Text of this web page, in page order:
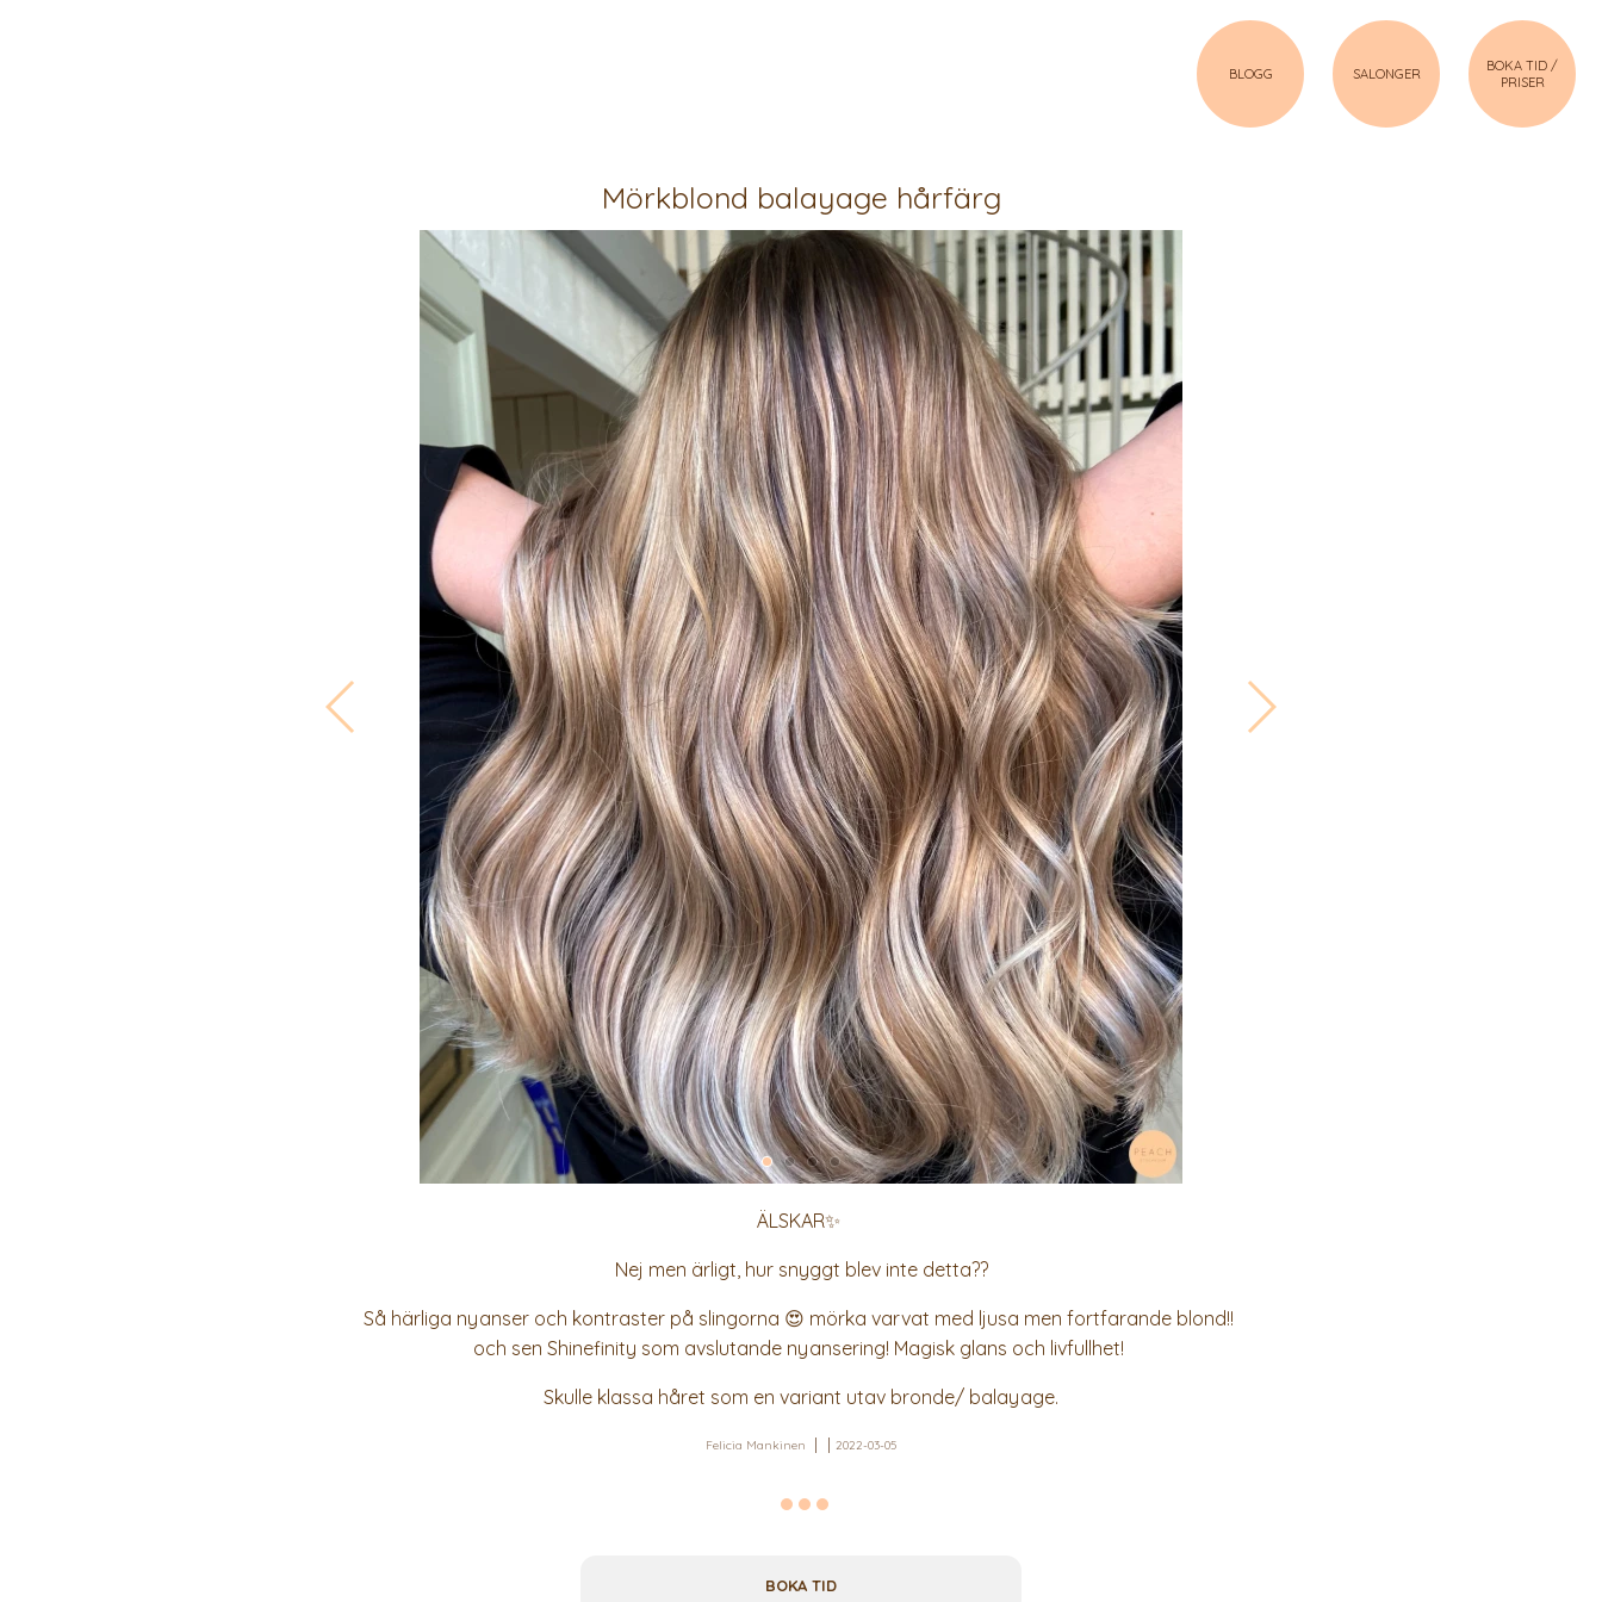
BLOGG SALONGER
BOKA TID /
PRISER
Mörkblond balayage hårfärg
ÄLSKAR✨
Nej men ärligt, hur snyggt blev inte detta??
Så härliga nyanser och kontraster på slingorna 😍 mörka varvat med ljusa men fortfarande blond!!
och sen Shinefinity som avslutande nyansering! Magisk glans och livfullhet!
Skulle klassa håret som en variant utav bronde/ balayage.
Felicia Mankinen 2022-03-05
BOKA TID